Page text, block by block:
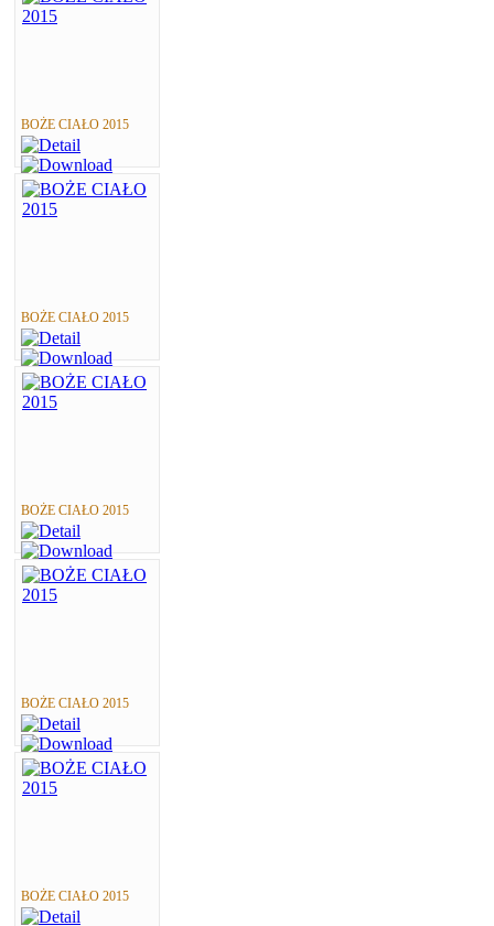
BOŻE CIAŁO 2015
BOŻE CIAŁO 2015
BOŻE CIAŁO 2015
BOŻE CIAŁO 2015
BOŻE CIAŁO 2015